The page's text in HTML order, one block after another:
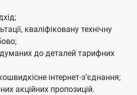
кваліфіковану технічну
до деталей тарифних
інтернет-зʼєднання;
акційних пропозицій.